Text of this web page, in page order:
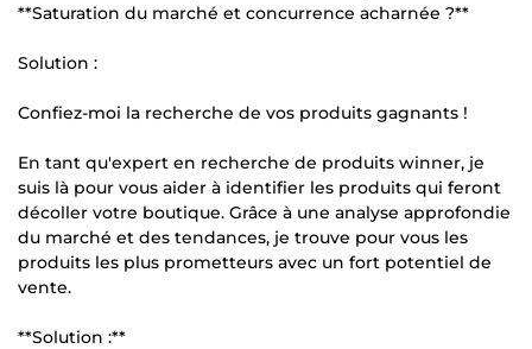
**Saturation du marché et concurrence acharnée ?**
Solution :
Confiez-moi la recherche de vos produits gagnants !
En tant qu'expert en recherche de produits winner, je
suis là pour vous aider à identifier les produits qui feront
décoller votre boutique. Grâce à une analyse approfondie
du marché et des tendances, je trouve pour vous les
produits les plus prometteurs avec un fort potentiel de
vente.
**Solution :**